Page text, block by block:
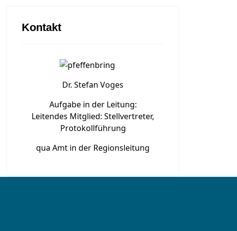
Kontakt
Dr. Stefan Voges
Aufgabe in der Leitung:
Leitendes Mitglied: Stellvertreter,
Protokollführung
qua Amt in der Regionsleitung